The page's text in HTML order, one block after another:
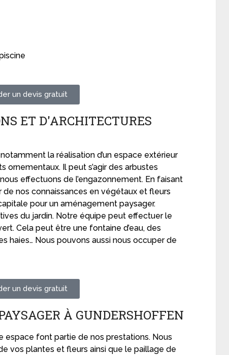
un devis gratuit
ET D'ARCHITECTURES
la réalisation d’un espace extérieur
Il peut s’agir des arbustes
effectuons de l’engazonnement. En faisant
nos connaissances en végétaux et fleurs
pour un aménagement paysager.
du jardin. Notre équipe peut effectuer le
Cela peut être une fontaine d’eau, des
haies… Nous pouvons aussi nous occuper de
un devis gratuit
À GUNDERSHOFFEN
espace font partie de nos prestations. Nous
vos plantes et fleurs ainsi que le paillage de